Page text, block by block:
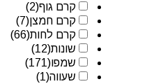
קרם גוף(2)
קרם חמצן(7)
קרם לחות(66)
שונות(12)
שמפו(171)
שעווה(1)